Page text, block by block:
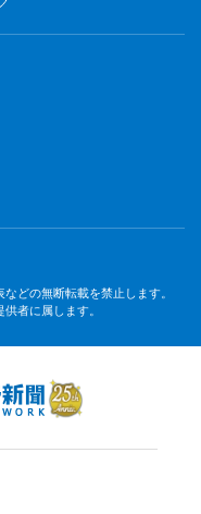
どの無断転載を禁止します。
者に属します。